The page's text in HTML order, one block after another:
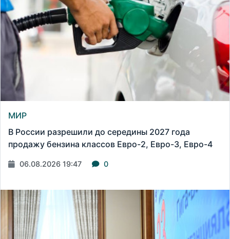
МИР
В России разрешили до середины 2027 года
продажу бензина классов Евро-2, Евро-3, Евро-4
06.08.2026 19:47 0